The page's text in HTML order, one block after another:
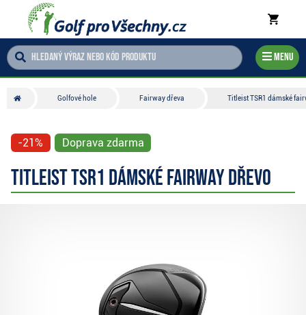
Menu
Golfové hole Fairway dřeva Titleist TSR1 dámské
-21% Doprava zdarma
Titleist TSR1 dámské fairway dřevo